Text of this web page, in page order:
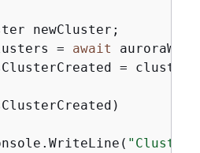
newCluster;
= await
=
"Cluster